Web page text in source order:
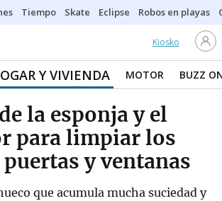
Tiempo Skate Eclipse Robos en playas
Kiosko
Y VIVIENDA MOTOR BUZZ
la esponja y el
para limpiar los
y ventanas
que acumula mucha suciedad y